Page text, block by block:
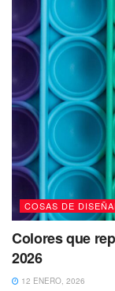
COSAS DE
Colores que
2026
12 ENERO, 2026